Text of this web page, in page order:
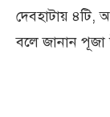
দেবহাটায় ৪টি,
বলে জানান পূজা